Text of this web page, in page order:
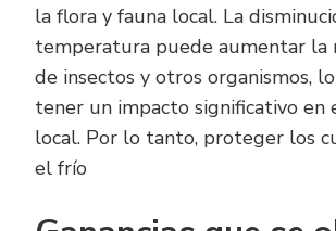
la flora y fauna local. La
temperatura puede aumentar la
de insectos y otros organismos,
tener un impacto significativo en
local. Por lo tanto, proteger los
el frío